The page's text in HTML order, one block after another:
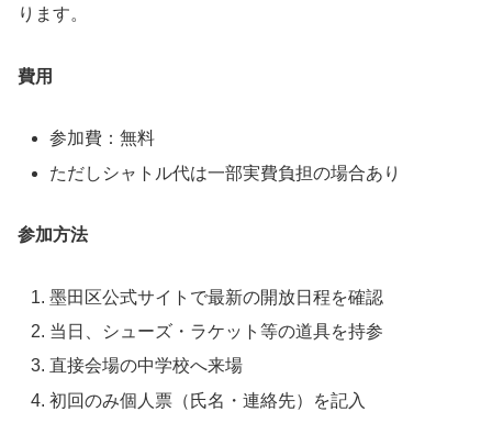
ります。
費用
参加費：無料
ただしシャトル代は一部実費負担の場合あり
参加方法
墨田区公式サイトで最新の開放日程を確認
当日、シューズ・ラケット等の道具を持参
直接会場の中学校へ来場
初回のみ個人票（氏名・連絡先）を記入